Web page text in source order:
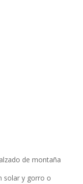
de montaña
solar y gorro o